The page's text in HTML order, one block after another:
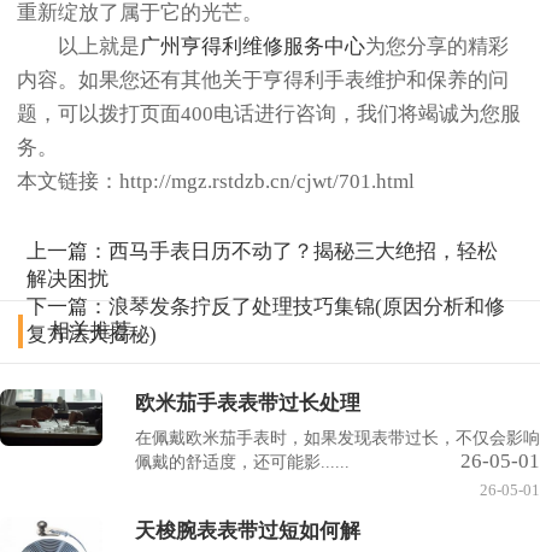
重新绽放了属于它的光芒。
以上就是广州亨得利维修服务中心为您分享的精彩
内容。如果您还有其他关于亨得利手表维护和保养的问
题，可以拨打页面400电话进行咨询，我们将竭诚为您服
务。
本文链接：http://mgz.rstdzb.cn/cjwt/701.html
上一篇：西马手表日历不动了？揭秘三大绝招，轻松
解决困扰
下一篇：浪琴发条拧反了处理技巧集锦(原因分析和修
复方法大揭秘)
相关推荐
欧米茄手表表带过长处理
在佩戴欧米茄手表时，如果发现表带过长，不仅会影响
佩戴的舒适度，还可能影......
26-05-01
26-05-01
天梭腕表表带过短如何解